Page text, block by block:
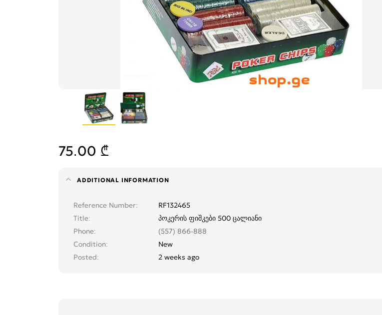
75.00 ₾
ADDITIONAL INFORMATION
Reference Number
RF132465
Title
პოკერის ფიშკები 500 ცალიანი
Phone
(557) 866-888
Condition
New
Posted
2 weeks ago